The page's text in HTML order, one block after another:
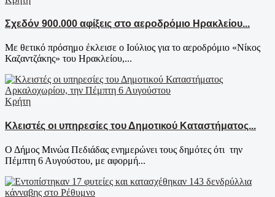
Σχεδόν 900.000 αφίξεις στο αεροδρόμιο Ηρακλείου...
Με θετικό πρόσημο έκλεισε ο Ιούλιος για το αεροδρόμιο «Νίκος
Καζαντζάκης» του Ηρακλείου,...
Κρήτη
Κλειστές οι υπηρεσίες του Δημοτικού Καταστήματος...
Ο Δήμος Μινώα Πεδιάδας ενημερώνει τους δημότες ότι την
Πέμπτη 6 Αυγούστου, με αφορμή...